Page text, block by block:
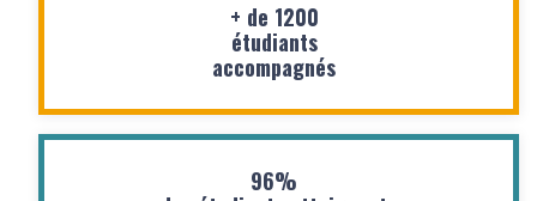
+ de 1200
étudiants
accompagnés
96%